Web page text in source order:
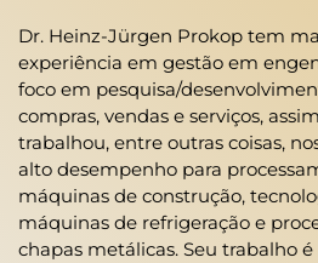
Dr. Heinz-Jürgen Prokop tem
experiência em gestão em
foco em pesquisa/
compras, vendas e serviços,
trabalhou, entre outras coisas,
alto desempenho para
máquinas de construção,
máquinas de refrigeração e
chapas metálicas. Seu trabalho